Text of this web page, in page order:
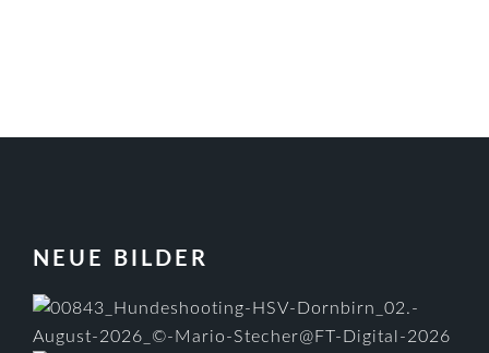
FOOTER
NEUE BILDER